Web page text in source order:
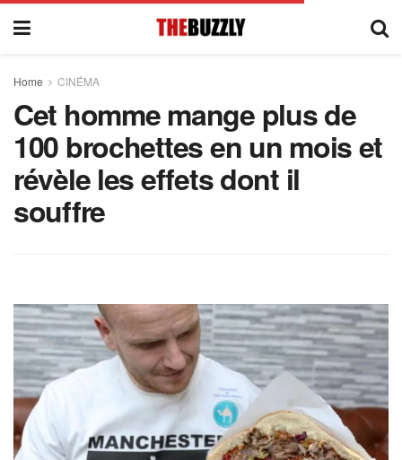
Home CINÉMA
Cet homme mange plus de
100 brochettes en un mois et
révèle les effets dont il
souffre